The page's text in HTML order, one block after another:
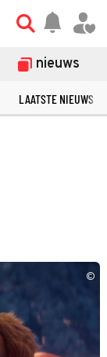
nieuws
LAATSTE NIEUWS
©